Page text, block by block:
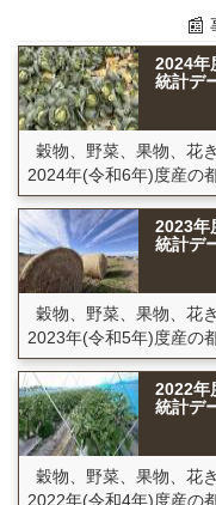
📰
2024年
統計デ
穀物、野菜、果物、花
2024年(令和6年)度産の
2023年
統計デ
穀物、野菜、果物、花
2023年(令和5年)度産の
2022年
統計デ
穀物、野菜、果物、花
2022年(令和4年)度産の